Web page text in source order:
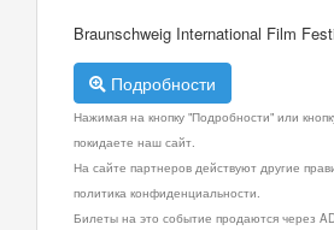
Braunschweig International Film
Подробности
Нажимая на кнопку "Подробности" или
покидаете наш сайт.
На сайте партнеров действуют другие
политика конфиденциальности.
Билеты на это событие продаются через